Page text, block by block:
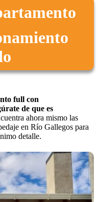
full con
de que es
ahora mismo las
en Río Gallegos para
detalle.